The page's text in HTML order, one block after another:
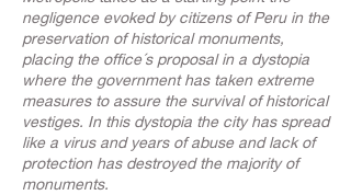
negligence evoked by citizens of Peru in the
preservation of historical monuments,
placing the office´s proposal in a dystopia
where the government has taken extreme
measures to assure the survival of historical
vestiges. In this dystopia the city has spread
like a virus and years of abuse and lack of
protection has destroyed the majority of
monuments.